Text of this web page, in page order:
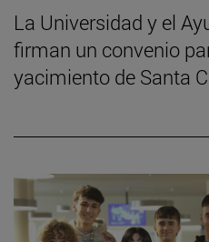
La Universidad y el
firman un convenio
yacimiento de Santa